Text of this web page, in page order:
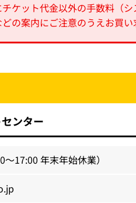
ケット代金以外の手数料（
の案内にご注意のうえお買い
ンター
～17:00 年末年始休業）